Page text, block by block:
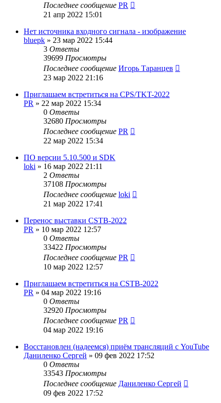
Последнее сообщение PR
21 апр 2022 15:01
Нет источника входного сигнала - изображение
bluepk » 23 мар 2022 15:44
3 Ответы
39699 Просмотры
Последнее сообщение Игорь Таранцев
23 мар 2022 21:16
Приглашаем встретиться на CPS/TKT-2022
PR » 22 мар 2022 15:34
0 Ответы
32680 Просмотры
Последнее сообщение PR
22 мар 2022 15:34
ПО версии 5.10.500 и SDK
loki » 16 мар 2022 21:11
2 Ответы
37108 Просмотры
Последнее сообщение loki
21 мар 2022 17:41
Перенос выставки CSTB-2022
PR » 10 мар 2022 12:57
0 Ответы
33422 Просмотры
Последнее сообщение PR
10 мар 2022 12:57
Приглашаем встретиться на CSTB-2022
PR » 04 мар 2022 19:16
0 Ответы
32920 Просмотры
Последнее сообщение PR
04 мар 2022 19:16
Восстановлен (надеемся) приём трансляций с YouTube
Даниленко Сергей » 09 фев 2022 17:52
0 Ответы
33543 Просмотры
Последнее сообщение Даниленко Сергей
09 фев 2022 17:52